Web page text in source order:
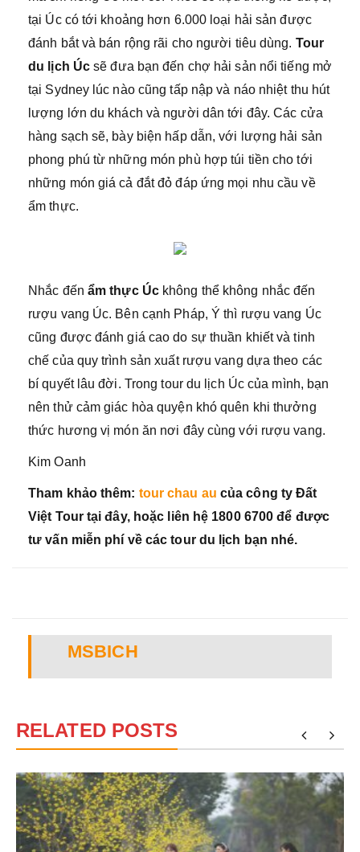
tại Úc có tới khoảng hơn 6.000 loại hải sản được
đánh bắt và bán rộng rãi cho người tiêu dùng. Tour
du lịch Úc sẽ đưa bạn đến chợ hải sản nổi tiếng mở
tại Sydney lúc nào cũng tấp nập và náo nhiệt thu hút
lượng lớn du khách và người dân tới đây. Các cửa
hàng sạch sẽ, bày biện hấp dẫn, với lượng hải sản
phong phú từ những món phù hợp túi tiền cho tới
những món giá cả đắt đỏ đáp ứng mọi nhu cầu về
ẩm thực.
Nhắc đến ẩm thực Úckhông thể không nhắc đến
rượu vang Úc. Bên cạnh Pháp, Ý thì rượu vang Úc
cũng được đánh giá cao do sự thuần khiết và tinh
chế của quy trình sản xuất rượu vang dựa theo các
bí quyết lâu đời. Trong tour du lịch Úc của mình, bạn
nên thử cảm giác hòa quyện khó quên khi thưởng
thức hương vị món ăn nơi đây cùng với rượu vang.
Kim Oanh
Tham khảo thêm: tour chau au của công ty Đất
Việt Tour tại đây, hoặc liên hệ 1800 6700 để được
tư vấn miễn phí về các tour du lịch bạn nhé.
MSBICH
RELATED POSTS